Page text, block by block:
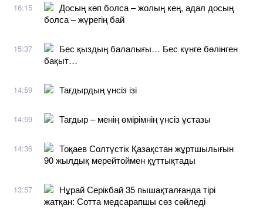
16:15
Досың көп болса – жолың кең, адал досың
болса – жүрегің бай
15:37
Бес қыздың балалығы… Бес күнге бөлінген
бақыт…
14:59 Тағдырдың үнсіз ізі
14:59 Тағдыр – менің өмірімнің үнсіз ұстазы
14:36
Тоқаев Солтүстік Қазақстан жұртшылығын
90 жылдық мерейтоймен құттықтады
13:57
Нұрай Серікбай 35 пышақталғанда тірі
жатқан: Сотта медсарапшы сөз сөйледі